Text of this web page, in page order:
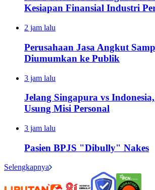
Kesiapan Finansial Industri
2 jam lalu
Perusahaan Jasa Angkut
Diumumkan ke Publik
3 jam lalu
Jelang Singapura vs
Usung Misi Personal
3 jam lalu
Pasien BPJS "Dibully" Nakes
Selengkapnya